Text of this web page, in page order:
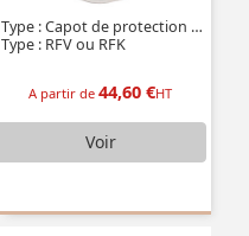
Type : Capot de protection ouvert
Type : RFV ou RFK
A partir de44,60 €HT
Voir